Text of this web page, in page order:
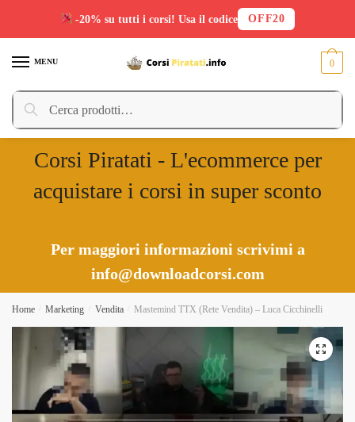
MENU
Cerca:
Cerca
0
Corsi Piratati - L'ecommerce per
acquistare i corsi in super sconto
Per maggiori informazioni scrivimi a
info@downloadcorsi.com
Home Marketing Vendita Mastemind TTX (Rete Vendita) – Luca Cicchinelli
-20% su tutti i corsi! Usa il codice OFF20